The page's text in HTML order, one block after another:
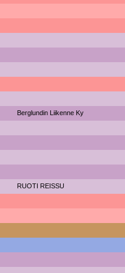
Berglundin Liikenne Ky
RUOTI REISSU